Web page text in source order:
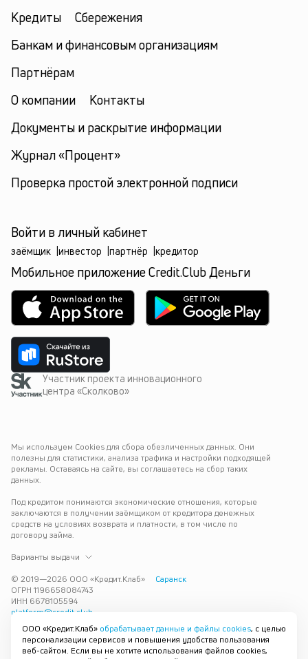
ООО «Кредит.Клаб» обрабатывает данные и файлы cookies, с целью
персонализации сервисов и повышения удобства пользования
веб-сайтом. Если вы не хотите использования файлов cookies,
Кредиты
Сбережения
Банкам и финансовым организациям
Партнёрам
О компании
Контакты
Документы и раскрытие информации
Журнал «Процент»
Проверка простой электронной подписи
Мы используем Cookies для сбора обезличенных данных. Они
полезны для статистики, анализа трафика и настройки подходящей
рекламы. Оставаясь на сайте, вы соглашаетесь на сбор таких
данных.
Под кредитом понимаются экономические отношения, которые
заключаются в получении заёмщиком от кредитора денежных
средств на условиях возврата и платности, в том числе по
договору займа.
Варианты выдачи
© 2019—2026 ООО «Кредит.Клаб»
ОГРН 1196658084743
ИНН 6678105594
Саранск
platform@credit.club
Кредит под залог недвижимости в Саранске до 15 млн рублей —
срочно и без лишних справок. Получите деньги под залог
квартиры с плохой кредитной историей с одобрением за 30 минут.
Войти в личный кабинет
заёмщик инвестор партнёр кредитор
Мобильное приложение Credit.Club Деньги
Участник проекта инновационного
центра «Сколково»